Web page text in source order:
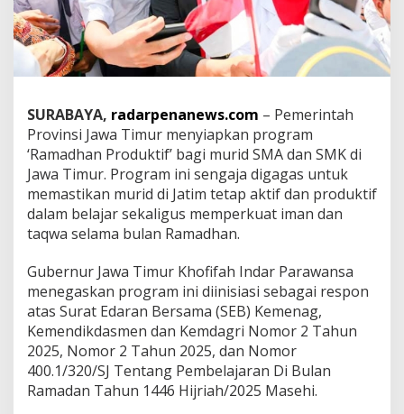
k
a
n
P
r
g
r
a
m
‘
R
a
m
a
h
a
P
r
o
d
u
k
SURABAYA, radarpenanews.com – Pemerintah
Provinsi Jawa Timur menyiapkan program
‘Ramadhan Produktif’ bagi murid SMA dan SMK di
Jawa Timur. Program ini sengaja digagas untuk
memastikan murid di Jatim tetap aktif dan produktif
dalam belajar sekaligus memperkuat iman dan
taqwa selama bulan Ramadhan.
Gubernur Jawa Timur Khofifah Indar Parawansa
menegaskan program ini diinisiasi sebagai respon
atas Surat Edaran Bersama (SEB) Kemenag,
Kemendikdasmen dan Kemdagri Nomor 2 Tahun
2025, Nomor 2 Tahun 2025, dan Nomor
400.1/320/SJ Tentang Pembelajaran Di Bulan
Ramadan Tahun 1446 Hijriah/2025 Masehi.